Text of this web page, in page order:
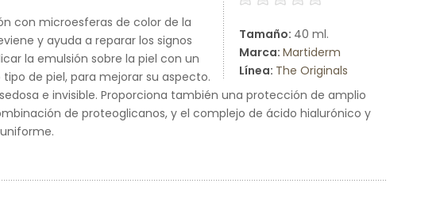
Tamaño: 40 ml.
Marca: Martiderm
Línea: The Originals
con microesferas de color de la
y ayuda a reparar los signos
la emulsión sobre la piel con un
de piel, para mejorar su aspecto.
e invisible. Proporciona también una protección de amplio
de proteoglicanos, y el complejo de ácido hialurónico y